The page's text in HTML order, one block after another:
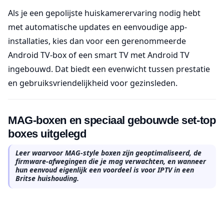
Als je een gepolijste huiskamerervaring nodig hebt
met automatische updates en eenvoudige app-
installaties, kies dan voor een gerenommeerde
Android TV-box of een smart TV met Android TV
ingebouwd. Dat biedt een evenwicht tussen prestatie
en gebruiksvriendelijkheid voor gezinsleden.
MAG-boxen en speciaal gebouwde set-top
boxes uitgelegd
Leer waarvoor MAG-style boxen zijn geoptimaliseerd, de
firmware-afwegingen die je mag verwachten, en wanneer
hun eenvoud eigenlijk een voordeel is voor IPTV in een
Britse huishouding.